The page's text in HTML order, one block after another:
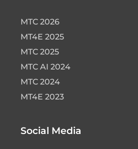
MTC 2026
MT4E 2025
MTC 2025
MTC AI 2024
MTC 2024
MT4E 2023
Social Media